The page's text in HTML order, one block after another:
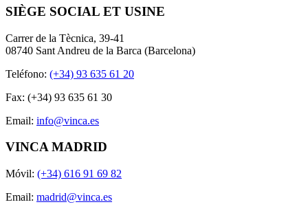
SIÈGE SOCIAL ET USINE
Carrer de la Tècnica, 39-41
08740 Sant Andreu de la Barca (Barcelona)
Teléfono: (+34) 93 635 61 20
Fax: (+34) 93 635 61 30
Email: info@vinca.es
VINCA MADRID
Móvil: (+34) 616 91 69 82
Email: madrid@vinca.es